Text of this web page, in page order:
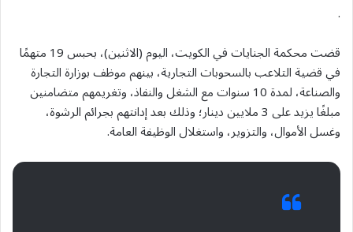
.
قضت محكمة الجنايات في الكويت، اليوم (الاثنين)، بحبس 19 متهمًا
في قضية التلاعب بالسحوبات التجارية، بينهم موظف بوزارة التجارة
والصناعة، لمدة 10 سنوات مع الشغل والنفاذ، وتغريمهم متضامنين
مبلغًا يزيد على 3 ملايين دينار؛ وذلك بعد إدانتهم بجرائم الرشوة،
وغسل الأموال، والتزوير، واستغلال الوظيفة العامة.